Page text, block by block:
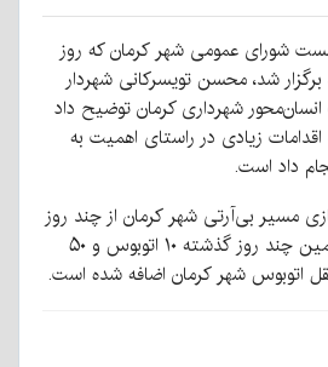
شورای عمومی شهر کرمان که روز
برگزار شد، محسن تویسرکانی شهردار
انسان‌محور شهرداری کرمان توضیح داد
زیادی در راستای اهمیت به
داد است.
مسیر بی‌آرتی شهر کرمان از چند روز
آینده شروع می‌شود و همین چند روز گذشته ۱۰ اتوبوس و ۵۰
اتوبوس شهر کرمان اضافه شده است.